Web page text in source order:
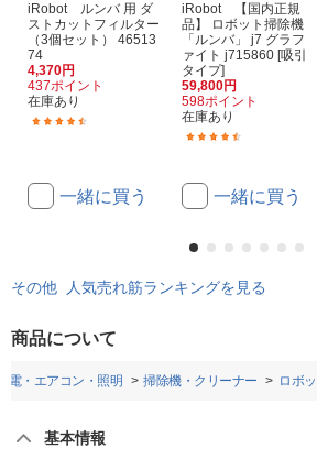
iRobot ルンバ 用 ダ
ストカットフィルター
（3個セット） 46513
74
4,370円
437ポイント
在庫あり
一緒に買う
iRobot 【国内正規
品】 ロボット掃除機
「ルンバ」 j7 グラフ
ァイト j715860 [吸引
タイプ]
59,800円
598ポイント
在庫あり
一緒に買う
その他 人気売れ筋ランキングを見る
商品について
電・エアコン・照明 掃除機・クリーナー ロボ
基本情報